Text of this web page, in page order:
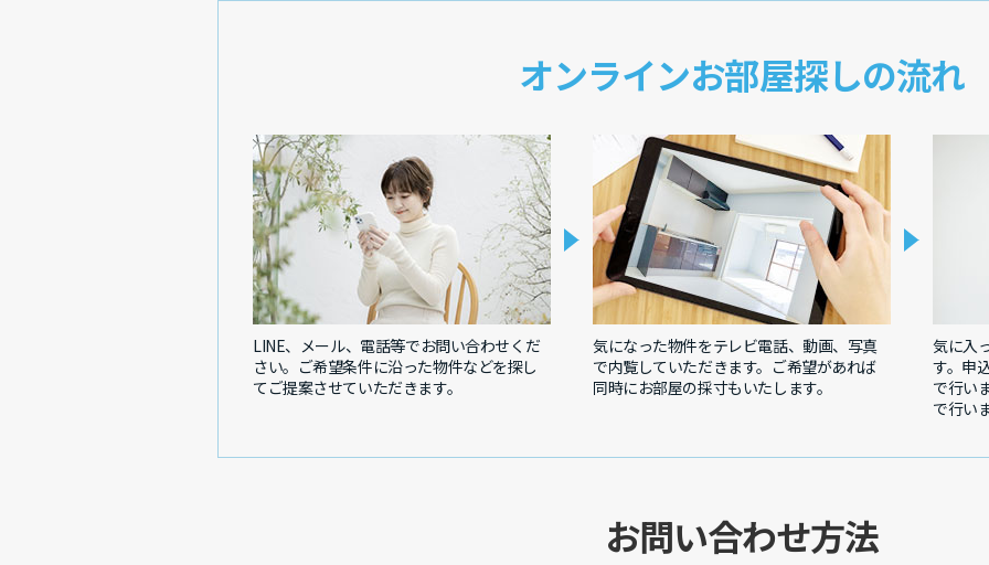
オンラインお部屋探しの流れ
LINE、メール、電話等でお問い合わせくだ
さい。ご希望条件に沿った物件などを探し
てご提案させていただきます。
気になった物件をテレビ電話、動画、写真
で内覧していただきます。ご希望があれば
同時にお部屋の採寸もいたします。
気に入
す。申
で行い
で行い
お問い合わせ方法